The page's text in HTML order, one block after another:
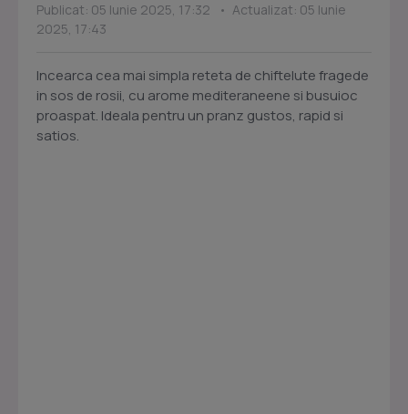
Publicat: 05 Iunie 2025, 17:32 • Actualizat: 05 Iunie
2025, 17:43
Incearca cea mai simpla reteta de chiftelute fragede
in sos de rosii, cu arome mediteraneene si busuioc
proaspat. Ideala pentru un pranz gustos, rapid si
satios.